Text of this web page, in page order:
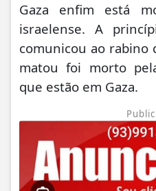
Gaza enfim está
israelense. A
comunicou ao
matou foi morto
que estão em Gaza.